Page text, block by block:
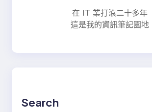
在 IT 業打滾二十多年
這是我的資訊筆記園地
Search